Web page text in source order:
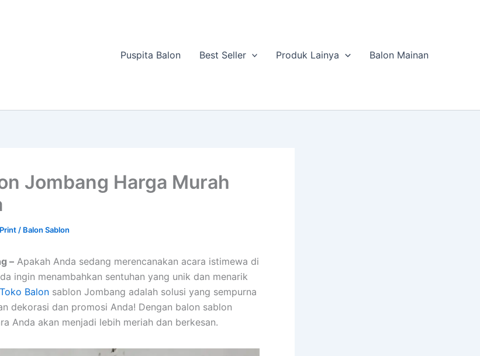
Puspita Balon Best Seller Produk Lainya Balon Mainan
Jombang Harga Murah
/ Balon Sablon
– Apakah Anda sedang merencanakan acara istimewa di
ingin menambahkan sentuhan yang unik dan menarik
Toko Balon sablon Jombang adalah solusi yang sempurna
dekorasi dan promosi Anda! Dengan balon sablon
Anda akan menjadi lebih meriah dan berkesan.